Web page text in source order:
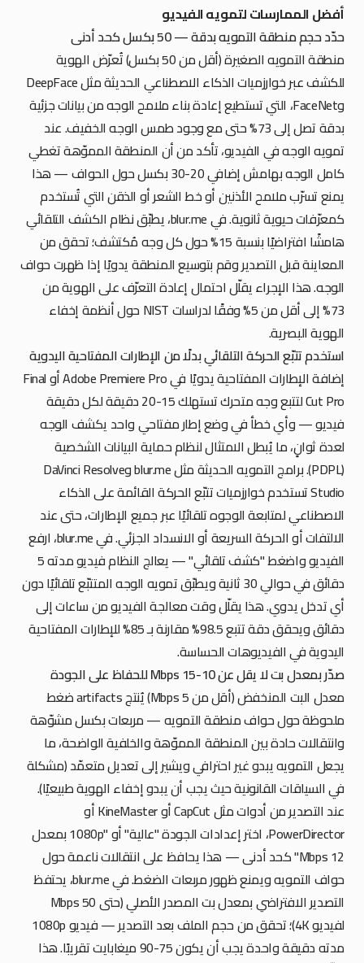
أفضل الممارسات لتمويه الفيديو
حدّد حجم منطقة التمويه بدقة — 50 بكسل كحد أدنى
منطقة التمويه الصغيرة (أقل من 50 بكسل) تُعرّض الهوية
للكشف عبر خوارزميات الذكاء الاصطناعي الحديثة مثل DeepFace
وFaceNet، التي تستطيع إعادة بناء ملامح الوجه من بيانات جزئية
بدقة تصل إلى 73% حتى مع وجود طمس الوجه الخفيف. عند
تمويه الوجه في الفيديو، تأكد من أن المنطقة المموّهة تغطي
كامل الوجه بهامش إضافي 20-30 بكسل حول الحواف — هذا
يمنع تسرّب ملامح الأذنين أو خط الشعر أو الذقن التي تُستخدم
كمعرّفات حيوية ثانوية. في blur.me، يطبّق نظام الكشف التلقائي
هامشًا افتراضيًا بنسبة 15% حول كل وجه مُكتشف؛ تحقق من
المعاينة قبل التصدير وقم بتوسيع المنطقة يدويًا إذا ظهرت حواف
الوجه. هذا الإجراء يقلّل احتمال إعادة التعرّف على الهوية من
73% إلى أقل من 5% وفقًا لدراسات NIST حول أنظمة إخفاء
الهوية البصرية.
استخدم تتبّع الحركة التلقائي بدلًا من الإطارات المفتاحية اليدوية
إضافة الإطارات المفتاحية يدويًا في Adobe Premiere Pro أو Final
Cut Pro لتتبع وجه متحرك تستهلك 15-20 دقيقة لكل دقيقة
فيديو — وأي خطأ في وضع إطار مفتاحي واحد يكشف الوجه
لعدة ثوانٍ، ما يُبطل الامتثال لنظام حماية البيانات الشخصية
(PDPL). برامج التمويه الحديثة مثل blur.me وDaVinci Resolve
Studio تستخدم خوارزميات تتبّع الحركة القائمة على الذكاء
الاصطناعي لمتابعة الوجوه تلقائيًا عبر جميع الإطارات، حتى عند
الالتفات أو الحركة السريعة أو الانسداد الجزئي. في blur.me، ارفع
الفيديو واضغط "كشف تلقائي" — يعالج النظام فيديو مدته 5
دقائق في حوالي 30 ثانية ويطبّق تمويه الوجه المتتبّع تلقائيًا دون
أي تدخل يدوي. هذا يقلّل وقت معالجة الفيديو من ساعات إلى
دقائق ويحقق دقة تتبع 98.5% مقارنة بـ 85% للإطارات المفتاحية
اليدوية في الفيديوهات الحساسة.
صدّر بمعدل بت لا يقل عن 10-15 Mbps للحفاظ على الجودة
معدل البت المنخفض (أقل من 5 Mbps) يُنتج artifacts ضغط
ملحوظة حول حواف منطقة التمويه — مربعات بكسل مشوّهة
وانتقالات حادة بين المنطقة المموّهة والخلفية الواضحة، ما
يجعل التمويه يبدو غير احترافي ويشير إلى تعديل متعمّد (مشكلة
في السياقات القانونية حيث يجب أن يبدو إخفاء الهوية طبيعيًا).
عند التصدير من أدوات مثل CapCut أو KineMaster أو
PowerDirector، اختر إعدادات الجودة "عالية" أو "1080p بمعدل
12 Mbps" كحد أدنى — هذا يحافظ على انتقالات ناعمة حول
حواف التمويه ويمنع ظهور مربعات الضغط. في blur.me، يحتفظ
التصدير الافتراضي بمعدل بت المصدر الأصلي (حتى 50 Mbps
لفيديو 4K)؛ تحقق من حجم الملف بعد التصدير — فيديو 1080p
مدته دقيقة واحدة يجب أن يكون 75-90 ميغابايت تقريبًا. هذا